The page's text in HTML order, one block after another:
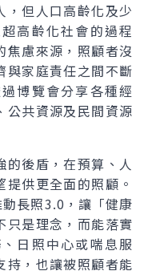
，但人口高齡化及少
高齡化社會的過程
焦慮來源，照顧者沒
與家庭責任之間不斷
博覽會分享各種經
公共資源及民間資源
的後盾，在預算、人
供更全面的照顧。
長照3.0，讓「健康
只是理念，而能落實
日照中心或喘息服
持，也讓被照顧者能